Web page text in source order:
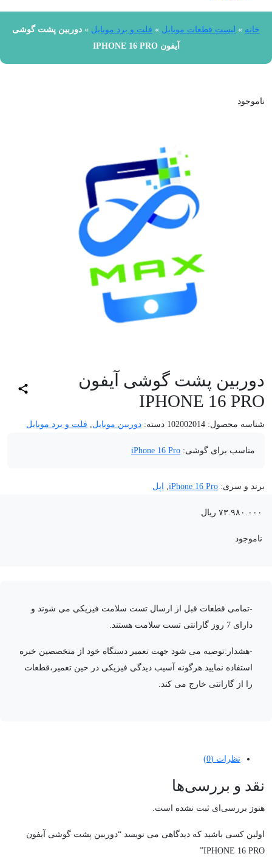
خانه » لیست قطعات موبایل » فلت و برد موبایل » دوربین پشت گوشی
آیفون IPHONE 16 PRO
ناموجود
دوربین پشت گوشی آیفون
IPHONE 16 PRO
شناسه محصول: 102002014 دسته: دوربین موبایل, فلت و برد موبایل
مناسب برای گوشی: iPhone 16 Pro
برند و سری: iPhone 16 Pro
, اپل
۷۳.۹۸۰.۰۰۰ ریال
ناموجود
-تمامی قطعات قبل از ارسال تست سلامت فیزیکی می شوند و
دارای 7 روز گارانتی تست سلامت هستند.
-هشدار:توصیه می شود جهت تعمیر دستگاه خود از متخصصین خبره
استفاده نمایید.هرگونه آسیب دیدگی فیزیکی در حین تعمیر،قطعات
را از گارانتی خارج می کند.
نظرات (0)
نقد و بررسی‌ها
هنوز بررسی‌ای ثبت نشده است.
اولین کسی باشید که دیدگاهی می نویسد “دوربین پشت گوشی آیفون
IPHONE 16 PRO”